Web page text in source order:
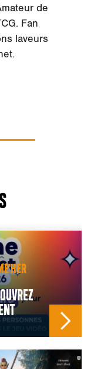
de
Fan
laveurs